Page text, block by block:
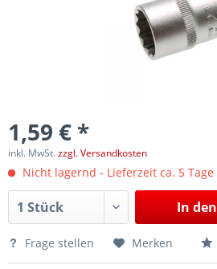
1,59 € *
inkl. MwSt.zzgl. Versandkosten
Nicht lagernd - Lieferzeit ca. 5 Tage
In den
Frage stellen Merken